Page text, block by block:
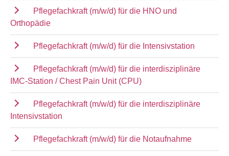
Pflegefachkraft (m/w/d) für die HNO und
Orthopädie
Pflegefachkraft (m/w/d) für die Intensivstation
Pflegefachkraft (m/w/d) für die interdisziplinäre
IMC-Station / Chest Pain Unit (CPU)
Pflegefachkraft (m/w/d) für die interdisziplinäre
Intensivstation
Pflegefachkraft (m/w/d) für die Notaufnahme